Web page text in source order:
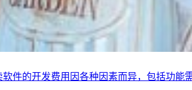
件的开发费用因各种因素而异，包括功能